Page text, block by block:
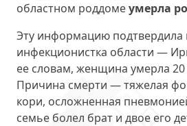
областном роддомеумерла
Эту информацию подтвердила
инфекционистка области —
ее словам, женщина умерла 20
Причина смерти —тяжелая
кори, осложненная
семье болел брат и двое его